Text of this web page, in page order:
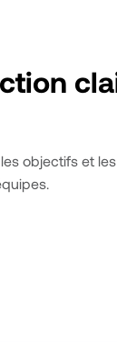
objectifs et